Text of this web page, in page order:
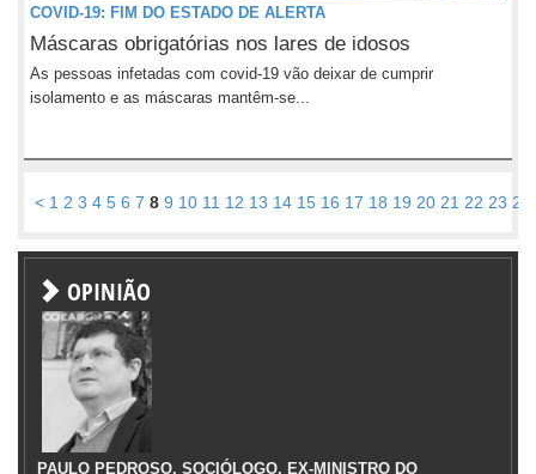
COVID-19: FIM DO ESTADO DE ALERTA
Máscaras obrigatórias nos lares de idosos
As pessoas infetadas com covid-19 vão deixar de cumprir
isolamento e as máscaras mantêm-se...
< 1 2 3 4 5 6 7 8 9 10 11 12 13 14 15 16 17 18 19 20 21 22 23 24
OPINIÃO
PAULO PEDROSO, SOCIÓLOGO, EX-MINISTRO DO